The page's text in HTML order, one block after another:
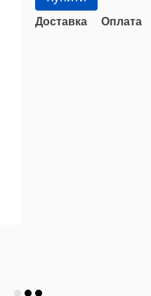
Доставка Оплата